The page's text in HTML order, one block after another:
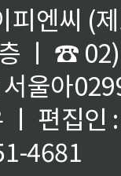
피엔씨 (
ㅣ ☎
울아
ㅣ 편집인
4681